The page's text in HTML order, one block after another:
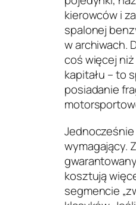
kierowców i
spalonej
w archiwach.
coś więcej
kapitału – to
posiadanie
wymagający.
kosztują
segmencie